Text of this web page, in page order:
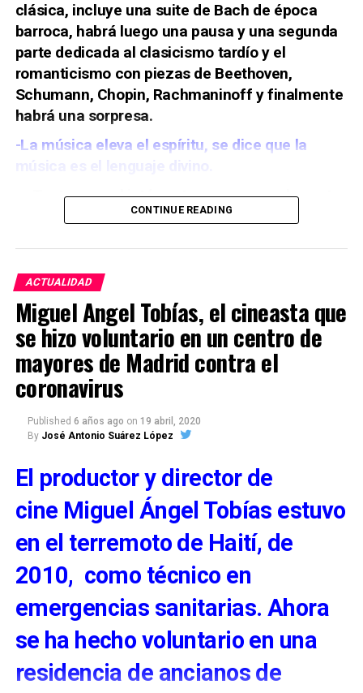
clásica, incluye una suite de Bach de época
barroca, habrá luego una pausa y una segunda
parte dedicada al clasicismo tardío y el
romanticismo con piezas de Beethoven,
Schumann, Chopin, Rachmaninoff y finalmente
habrá una sorpresa.
-La música eleva el espíritu, se dice que la
-«Tanto para el intérprete como para el oyente,
la música tiene la capacidad de traspasar el
que he sentido tocando no las he podido sentir
en otros momentos, al igual que oyendo música
. Hay una sensación que no se puede describir y
que no se sabe muy bien qué es cuando uno
está escuchando música clásica».
-Como intérprete supongo que irás viendo la
evolución de la composición desde las más
antiguas a las más modernas.
-«Es verdad que hay ciertos matices, esos
diferenciar la época sin saber el autor
CONTINUE READING
ACTUALIDAD
Miguel Angel Tobías, el cineasta que
se hizo voluntario en un centro de
mayores de Madrid contra el
coronavirus
Published 6 años ago on 19 abril, 2020
By José Antonio Suárez López
El productor y director de
cine Miguel Ángel Tobías estuvo
en el terremoto de Haití, de
2010, como técnico en
emergencias sanitarias. Ahora
se ha hecho voluntario en una
residencia de ancianos de